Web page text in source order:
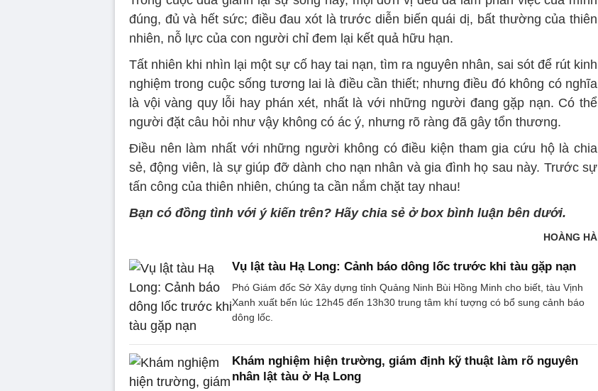
đúng, đủ và hết sức; điều đau xót là trước diễn biến quái dị, bất thường của thiên
nhiên, nỗ lực của con người chỉ đem lại kết quả hữu hạn.
Tất nhiên khi nhìn lại một sự cố hay tai nạn, tìm ra nguyên nhân, sai sót để rút kinh
nghiệm trong cuộc sống tương lai là điều cần thiết; nhưng điều đó không có nghĩa
là vội vàng quy lỗi hay phán xét, nhất là với những người đang gặp nạn. Có thể
người đặt câu hỏi như vậy không có ác ý, nhưng rõ ràng đã gây tổn thương.
Điều nên làm nhất với những người không có điều kiện tham gia cứu hộ là chia
sẻ, động viên, là sự giúp đỡ dành cho nạn nhân và gia đình họ sau này. Trước sự
tấn công của thiên nhiên, chúng ta cần nắm chặt tay nhau!
Bạn có đồng tình với ý kiến trên? Hãy chia sẻ ở box bình luận bên dưới.
HOÀNG HÀ
Vụ lật tàu Hạ Long: Cảnh báo dông lốc trước khi tàu gặp nạn
Phó Giám đốc Sở Xây dựng tỉnh Quảng Ninh Bùi Hồng Minh cho biết, tàu Vịnh
Xanh xuất bến lúc 12h45 đến 13h30 trung tâm khí tượng có bổ sung cảnh báo
dông lốc.
Khám nghiệm hiện trường, giám định kỹ thuật làm rõ nguyên
nhân lật tàu ở Hạ Long